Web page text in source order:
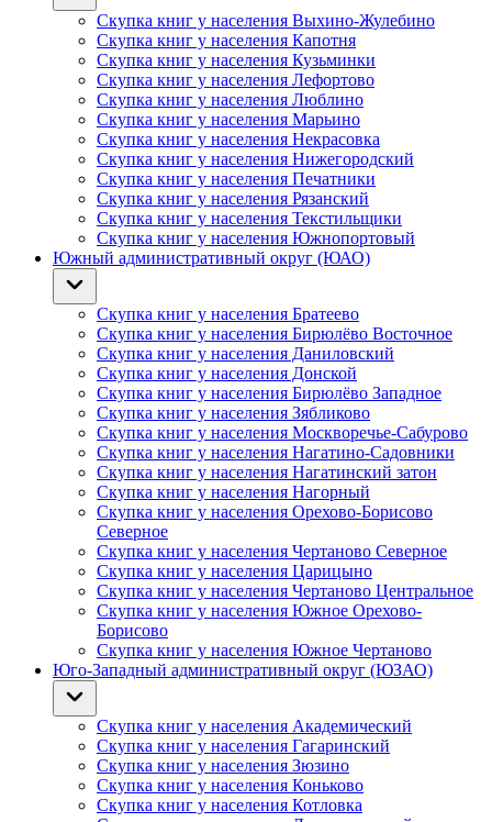
Скупка книг у населения Выхино-Жулебино
Скупка книг у населения Капотня
Скупка книг у населения Кузьминки
Скупка книг у населения Лефортово
Скупка книг у населения Люблино
Скупка книг у населения Марьино
Скупка книг у населения Некрасовка
Скупка книг у населения Нижегородский
Скупка книг у населения Печатники
Скупка книг у населения Рязанский
Скупка книг у населения Текстильщики
Скупка книг у населения Южнопортовый
Южный административный округ (ЮАО)
Скупка книг у населения Братеево
Скупка книг у населения Бирюлёво Восточное
Скупка книг у населения Даниловский
Скупка книг у населения Донской
Скупка книг у населения Бирюлёво Западное
Скупка книг у населения Зябликово
Скупка книг у населения Москворечье-Сабурово
Скупка книг у населения Нагатино-Садовники
Скупка книг у населения Нагатинский затон
Скупка книг у населения Нагорный
Скупка книг у населения Орехово-Борисово
Северное
Скупка книг у населения Чертаново Северное
Скупка книг у населения Царицыно
Скупка книг у населения Чертаново Центральное
Скупка книг у населения Южное Орехово-
Борисово
Скупка книг у населения Южное Чертаново
Юго-Западный административный округ (ЮЗАО)
Скупка книг у населения Академический
Скупка книг у населения Гагаринский
Скупка книг у населения Зюзино
Скупка книг у населения Коньково
Скупка книг у населения Котловка